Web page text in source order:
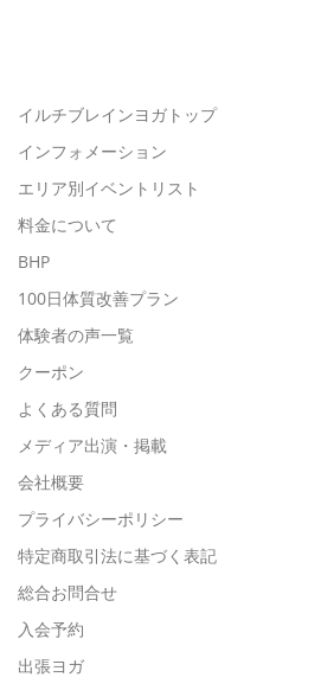
イルチブレインヨガトップ
インフォメーション
エリア別イベントリスト
料金について
BHP
100日体質改善プラン
体験者の声一覧
クーポン
よくある質問
メディア出演・掲載
会社概要
プライバシーポリシー
特定商取引法に基づく表記
総合お問合せ
入会予約
出張ヨガ